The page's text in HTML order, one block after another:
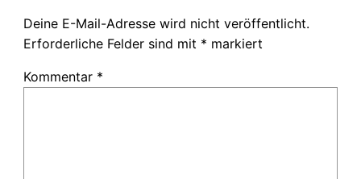
Deine E-Mail-Adresse wird nicht veröffentlicht.
Erforderliche Felder sind mit * markiert
Kommentar *